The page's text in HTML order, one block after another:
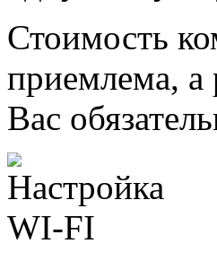
Стоимость
приемлема, а
Вас